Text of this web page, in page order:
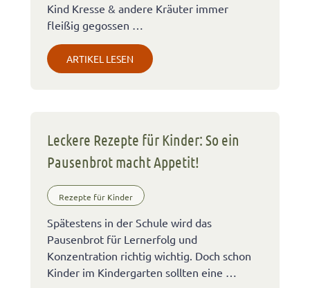
Kind Kresse & andere Kräuter immer
fleißig gegossen …
ARTIKEL LESEN
Leckere Rezepte für Kinder: So ein
Pausenbrot macht Appetit!
Rezepte für Kinder
Spätestens in der Schule wird das
Pausenbrot für Lernerfolg und
Konzentration richtig wichtig. Doch schon
Kinder im Kindergarten sollten eine …